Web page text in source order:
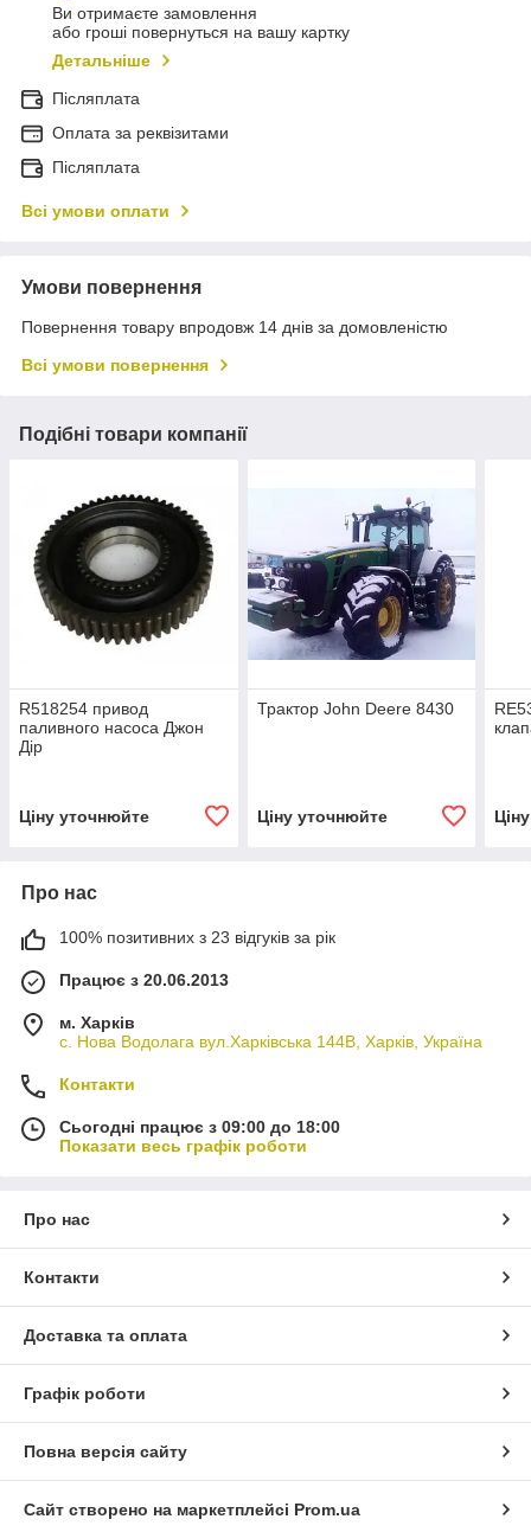
Ви отримаєте замовлення
або гроші повернуться на вашу картку
Детальніше
Післяплата
Оплата за реквізитами
Післяплата
Всі умови оплати
Умови повернення
Повернення товару впродовж 14 днів за домовленістю
Всі умови повернення
Подібні товари компанії
R518254 привод
паливного насоса Джон
Дір
Ціну уточнюйте
Трактор John Deere 8430
Ціну уточнюйте
Про нас
100% позитивних з 23 відгуків за рік
Працює з 20.06.2013
м. Харків
с. Нова Водолага вул.Харківська 144В, Харків, Україна
Контакти
Сьогодні працює з 09:00 до 18:00
Показати весь графік роботи
Про нас
Контакти
Доставка та оплата
Графік роботи
Повна версія сайту
Сайт створено на маркетплейсі Prom.ua